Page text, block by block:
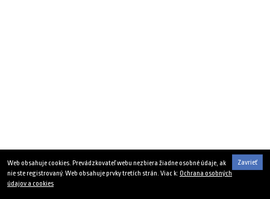
Zavrieť
Web obsahuje cookies. Prevádzkovateľ webu nezbiera žiadne osobné údaje, ak
nie ste registrovaný. Web obsahuje prvky tretích strán. Viac k: Ochrana osobných
údajov a cookies